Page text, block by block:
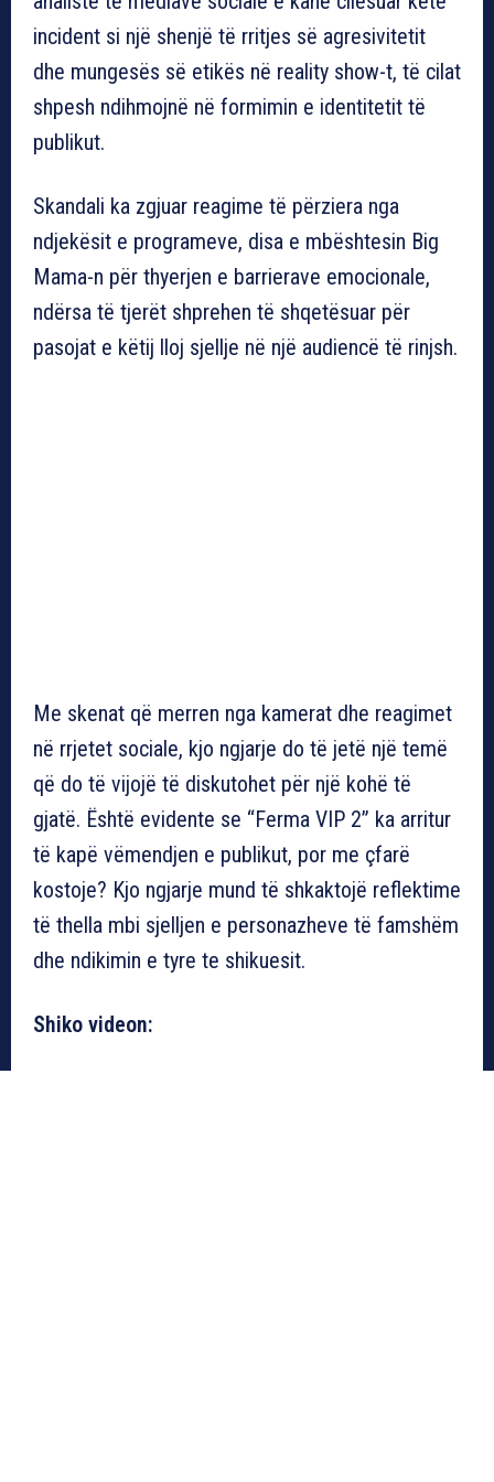
incident si një shenjë të rritjes së agresivitetit
dhe mungesës së etikës në reality show-t, të cilat
shpesh ndihmojnë në formimin e identitetit të
publikut.
Skandali ka zgjuar reagime të përziera nga
ndjekësit e programeve, disa e mbështesin Big
Mama-n për thyerjen e barrierave emocionale,
ndërsa të tjerët shprehen të shqetësuar për
pasojat e këtij lloj sjellje në një audiencë të rinjsh.
Me skenat që merren nga kamerat dhe reagimet
në rrjetet sociale, kjo ngjarje do të jetë një temë
që do të vijojë të diskutohet për një kohë të
gjatë. Është evidente se “Ferma VIP 2” ka arritur
të kapë vëmendjen e publikut, por me çfarë
kostoje? Kjo ngjarje mund të shkaktojë reflektime
të thella mbi sjelljen e personazheve të famshëm
dhe ndikimin e tyre te shikuesit.
Shiko videon: